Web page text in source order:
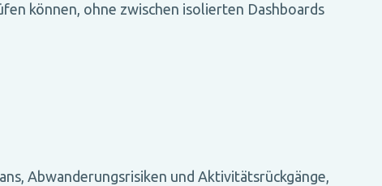
können, ohne zwischen isolierten Dashboards
Abwanderungsrisiken und Aktivitätsrückgänge,